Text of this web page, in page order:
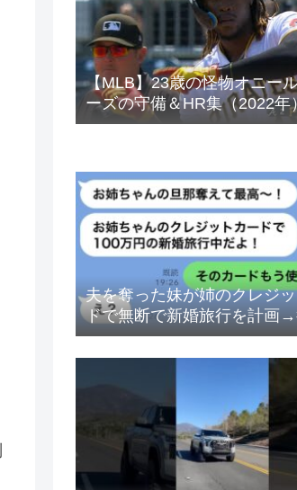
【MLB】23歳の怪物オニー
ーズの守備＆HR集（2022年
夫を奪った妹が姉のクレジ
ドで無断で新婚旅行を計画
な妹に「カードは解約した
伝えた時の反応が…ｗ